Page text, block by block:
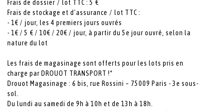
Frais de dossier / lot TTC : 5 €
Frais de stockage et d’assurance / lot TTC :
- 1€ / jour, les 4 premiers jours ouvrés
- 1€ / 5 € / 10€ / 20€ / jour, à partir du 5e jour ouvré, selon la
nature du lot
Les frais de magasinage sont offerts pour les lots pris en
charge par DROUOT TRANSPORT !*
Drouot Magasinage : 6 bis, rue Rossini – 75009 Paris - 3e sous-
sol.
Du lundi au samedi de 9h à 10h et de 13h à 18h.